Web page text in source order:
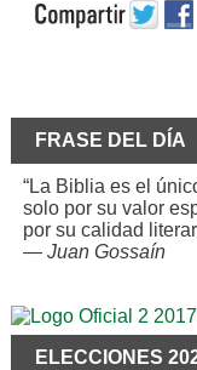
FRASE DEL DÍA
“La Biblia es el
solo por su valor
por su calidad
— Juan Gossaín
ELECCIONES